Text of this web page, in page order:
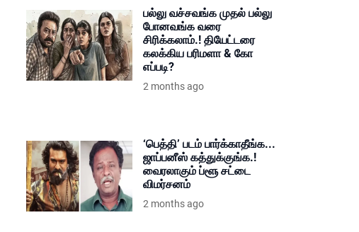
பல்லு வச்சவங்க முதல் பல்லு
போனவங்க வரை
சிரிக்கலாம்.! தியேட்டரை
கலக்கிய பரிமளா & கோ
எப்படி?
2 months ago
‘பெத்தி’ படம் பார்க்காதீங்க...
ஜாப்பனீஸ் கத்துக்குங்க.!
வைரலாகும் ப்ளூ சட்டை
விமர்சனம்
2 months ago